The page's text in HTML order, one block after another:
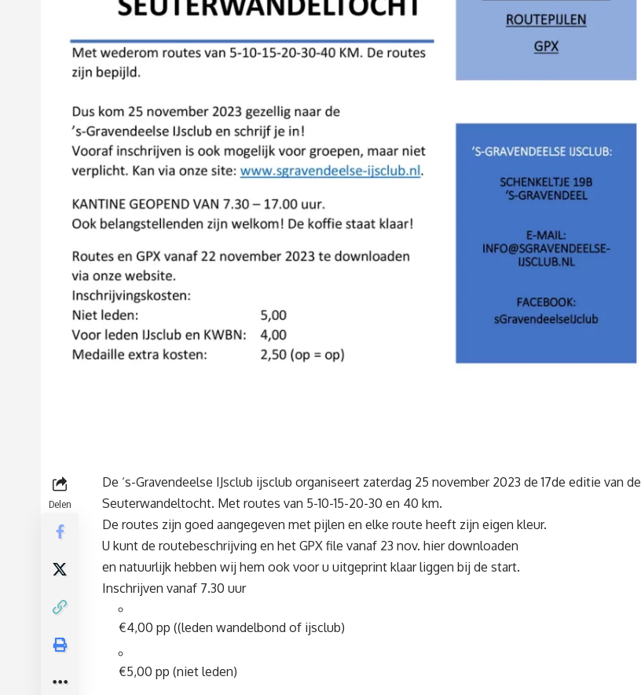
Delen
De ‘s-Gravendeelse IJsclub ijsclub organiseert zaterdag 25 november 2023 de 17de editie van de
Seuterwandeltocht. Met routes van 5-10-15-20-30 en 40 km.
De routes zijn goed aangegeven met pijlen en elke route heeft zijn eigen kleur.
U kunt de routebeschrijving en het GPX file vanaf 23 nov. hierdownloaden
en natuurlijk hebben wij hem ook voor u uitgeprint klaar liggen bij de start.
Inschrijven vanaf 7.30 uur
€4,00 pp ((leden wandelbond of ijsclub)
€5,00 pp (niet leden)